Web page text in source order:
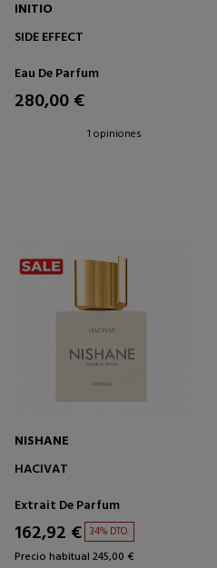
INITIO
SIDE EFFECT
Eau De Parfum
280,00 €
1 opiniones
NISHANE
HACIVAT
Extrait De Parfum
162,92 € 34% DTO.
Precio habitual 245,00 €